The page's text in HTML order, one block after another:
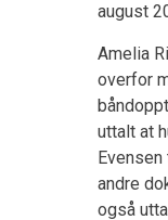
august
Amelia
overfor
uttalt at
andre
også